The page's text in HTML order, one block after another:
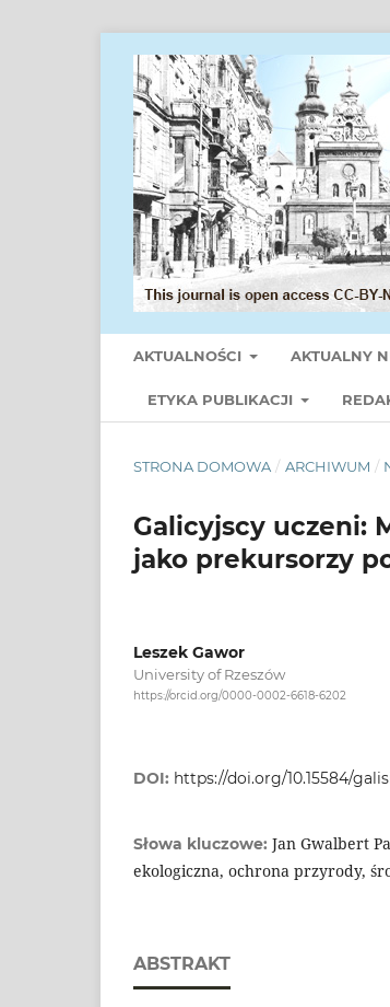
AKTUALNOŚCI AKTUALNY
ETYKA PUBLIKACJI
STRONA DOMOWA / ARCHIWUM /
Galicyjscy uczeni:
jako prekursorzy
Leszek Gawor
University of Rzeszów
https://orcid.org/0000-0002-6618-6202
DOI: https://doi.org/10.15584/
Słowa kluczowe: Jan Gwalbert
ekologiczna, ochrona przyrody,
ABSTRAKT